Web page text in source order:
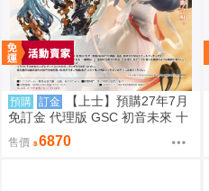
預購 訂金
【上士】預購27年7月
免訂金 代理版 GSC 初音未來 十
面埋伏Ver. 1/7 再版
售價 6870